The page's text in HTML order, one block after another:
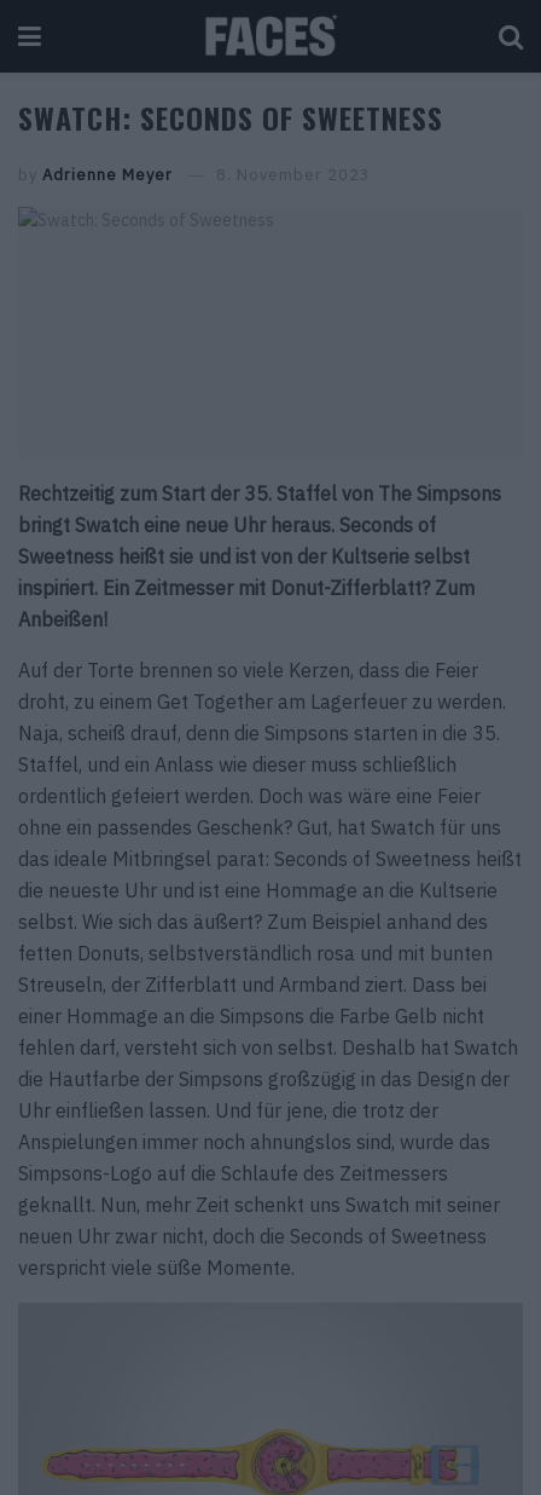
SWATCH: SECONDS OF SWEETNESS
by Adrienne Meyer 8. November 2023
Rechtzeitig zum Start der 35. Staffel von The Simpsons
bringt Swatch eine neue Uhr heraus. Seconds of
Sweetness heißt sie und ist von der Kultserie selbst
inspiriert. Ein Zeitmesser mit Donut-Zifferblatt? Zum
Anbeißen!
Auf der Torte brennen so viele Kerzen, dass die Feier
droht, zu einem Get Together am Lagerfeuer zu werden.
Naja, scheiß drauf, denn die Simpsons starten in die 35.
Staffel, und ein Anlass wie dieser muss schließlich
ordentlich gefeiert werden. Doch was wäre eine Feier
ohne ein passendes Geschenk? Gut, hat Swatch für uns
das ideale Mitbringsel parat: Seconds of Sweetness heißt
die neueste Uhr und ist eine Hommage an die Kultserie
selbst. Wie sich das äußert? Zum Beispiel anhand des
fetten Donuts, selbstverständlich rosa und mit bunten
Streuseln, der Zifferblatt und Armband ziert. Dass bei
einer Hommage an die Simpsons die Farbe Gelb nicht
fehlen darf, versteht sich von selbst. Deshalb hat Swatch
die Hautfarbe der Simpsons großzügig in das Design der
Uhr einfließen lassen. Und für jene, die trotz der
Anspielungen immer noch ahnungslos sind, wurde das
Simpsons-Logo auf die Schlaufe des Zeitmessers
geknallt. Nun, mehr Zeit schenkt uns Swatch mit seiner
neuen Uhr zwar nicht, doch die Seconds of Sweetness
verspricht viele süße Momente.